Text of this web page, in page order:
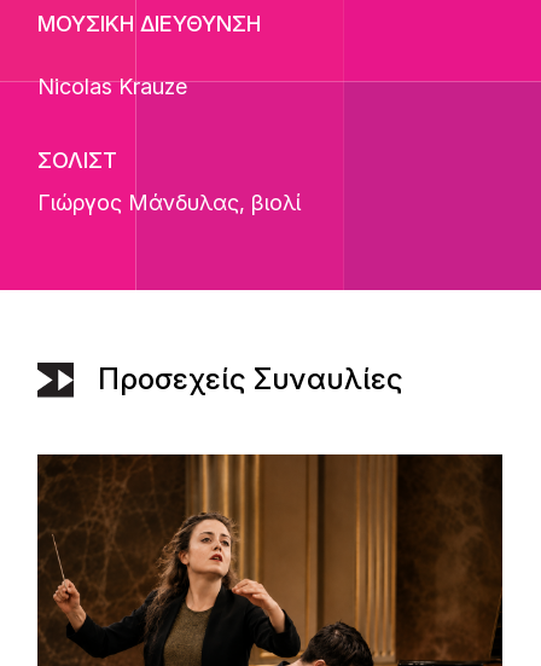
ΜΟΥΣΙΚΗ ΔΙΕΥΘΥΝΣΗ
Nicolas Krauze
ΣΟΛΙΣΤ
Γιώργος Μάνδυλας, βιολί
Προσεχείς Συναυλίες